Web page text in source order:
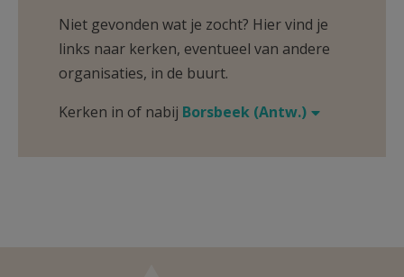
Niet gevonden wat je zocht? Hier vind je
links naar kerken, eventueel van andere
organisaties, in de buurt.
Kerken in of nabij Borsbeek (Antw.)